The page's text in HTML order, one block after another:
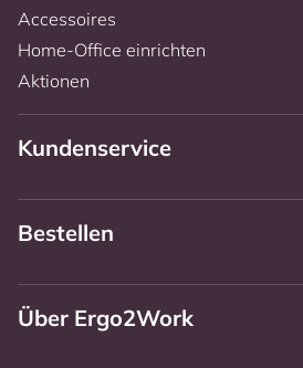
Accessoires
Home-Office einrichten
Aktionen
Kundenservice
Bestellen
Über Ergo2Work